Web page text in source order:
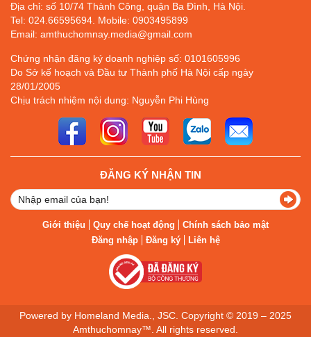
Địa chỉ: số 10/74 Thành Công, quận Ba Đình, Hà Nội.
Tel: 024.66595694. Mobile: 0903495899
Email: amthuchomnay.media@gmail.com
Chứng nhận đăng ký doanh nghiệp số: 0101605996
Do Sở kế hoạch và Đầu tư Thành phố Hà Nội cấp ngày
28/01/2005
Chịu trách nhiệm nội dung: Nguyễn Phi Hùng
ĐĂNG KÝ NHẬN TIN
Giới thiệu Quy chế hoạt động
Chính sách bảo mật
Đăng nhập
Đăng ký Liên hệ
Powered by Homeland Media., JSC. Copyright © 2019 – 2025
Amthuchomnay™. All rights reserved.